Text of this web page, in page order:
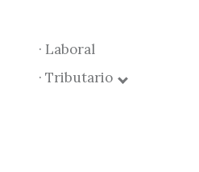
· Laboral
· Tributario